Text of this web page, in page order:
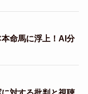
命馬に浮上！AI分